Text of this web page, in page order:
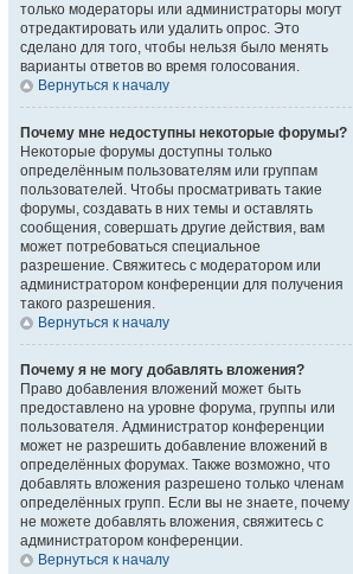
только модераторы или администраторы могут
отредактировать или удалить опрос. Это
сделано для того, чтобы нельзя было менять
варианты ответов во время голосования.
Вернуться к началу
Почему мне недоступны некоторые форумы?
Некоторые форумы доступны только
определённым пользователям или группам
пользователей. Чтобы просматривать такие
форумы, создавать в них темы и оставлять
сообщения, совершать другие действия, вам
может потребоваться специальное
разрешение. Свяжитесь с модератором или
администратором конференции для получения
такого разрешения.
Вернуться к началу
Почему я не могу добавлять вложения?
Право добавления вложений может быть
предоставлено на уровне форума, группы или
пользователя. Администратор конференции
может не разрешить добавление вложений в
определённых форумах. Также возможно, что
добавлять вложения разрешено только членам
определённых групп. Если вы не знаете, почему
не можете добавлять вложения, свяжитесь с
администратором конференции.
Вернуться к началу